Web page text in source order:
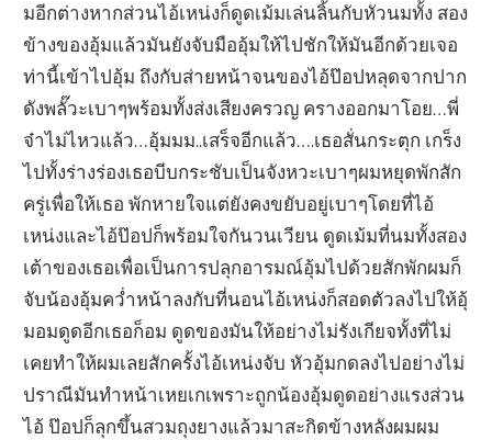
มอีกต่างหากส่วนไอ้เหน่งก็ดูดเม้มเล่นลิ้นกับหัวนมทั้ง สอง
ข้างของอุ้มแล้วมันยังจับมืออุ้มให้ไปชักให้มันอีกด้วยเจอ
ท่านี้เข้าไปอุ้ม ถึงกับส่ายหน้าจนของไอ้ป๊อปหลุดจากปาก
ดังพลั๊วะเบาๆพร้อมทั้งส่งเสียงครวญ ครางออกมาโอย…พี่
จ๋าไม่ไหวแล้ว…อุ้มมม..เสร็จอีกแล้ว….เธอสั่นกระตุก เกร็ง
ไปทั้งร่างร่องเธอบีบกระชับเป็นจังหวะเบาๆผมหยุดพักสัก
ครู่เพื่อให้เธอ พักหายใจแต่ยังคงขยับอยู่เบาๆโดยที่ไอ้
เหน่งและไอ้ป๊อปก็พร้อมใจกันวนเวียน ดูดเม้มที่นมทั้งสอง
เต้าของเธอเพื่อเป็นการปลุกอารมณ์อุ้มไปด้วยสักพักผมก็
จับน้องอุ้มคว่ำหน้าลงกับที่นอนไอ้เหน่งก็สอดตัวลงไปให้อุ้
มอมดูดอีกเธอก็อม ดูดของมันให้อย่างไม่รังเกียจทั้งที่ไม่
เคยทำให้ผมเลยสักครั้งไอ้เหน่งจับ หัวอุ้มกดลงไปอย่างไม่
ปราณีมันทำหน้าเหยเกเพราะถูกน้องอุ้มดูดอย่างแรงส่วน
ไอ้ ป๊อปก็ลุกขึ้นสวมถุงยางแล้วมาสะกิดข้างหลังผมผม